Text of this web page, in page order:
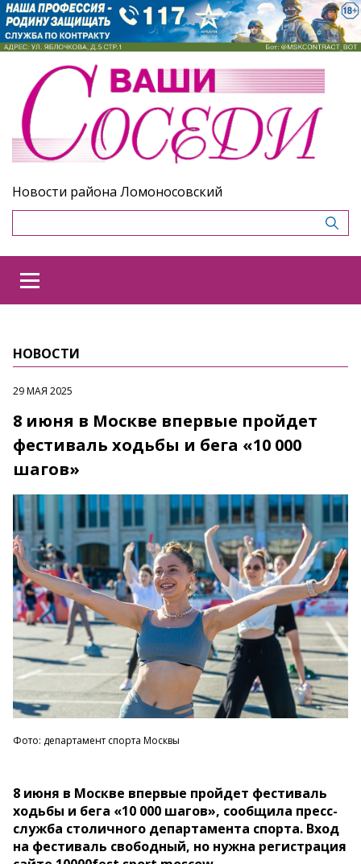
Новости района Ломоносовский
НОВОСТИ
29 МАЯ 2025
8 июня в Москве впервые пройдет
фестиваль ходьбы и бега «10 000
шагов»
Фото: департамент спорта Москвы
8 июня в Москве впервые пройдет фестиваль
ходьбы и бега «10 000 шагов», сообщила пресс-
служба столичного департамента спорта. Вход
на фестиваль свободный, но нужна регистрация